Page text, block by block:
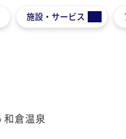
施設・サービス
和倉温泉